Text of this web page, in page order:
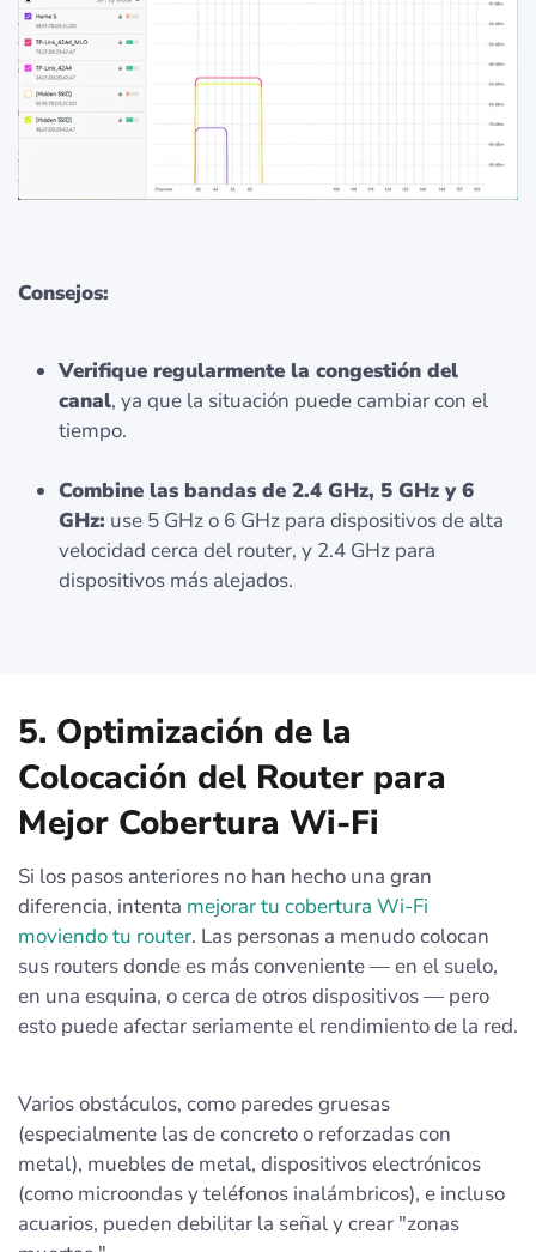
Consejos:
Verifique regularmente la congestión del
canal, ya que la situación puede cambiar con el
tiempo.
Combine las bandas de 2.4 GHz, 5 GHz y 6
GHz: use 5 GHz o 6 GHz para dispositivos de alta
velocidad cerca del router, y 2.4 GHz para
dispositivos más alejados.
5. Optimización de la
Colocación del Router para
Mejor Cobertura Wi-Fi
Si los pasos anteriores no han hecho una gran
diferencia, intenta mejorar tu cobertura Wi-Fi
moviendo tu router. Las personas a menudo colocan
sus routers donde es más conveniente — en el suelo,
en una esquina, o cerca de otros dispositivos — pero
esto puede afectar seriamente el rendimiento de la red.
Varios obstáculos, como paredes gruesas
(especialmente las de concreto o reforzadas con
metal), muebles de metal, dispositivos electrónicos
(como microondas y teléfonos inalámbricos), e incluso
acuarios, pueden debilitar la señal y crear "zonas